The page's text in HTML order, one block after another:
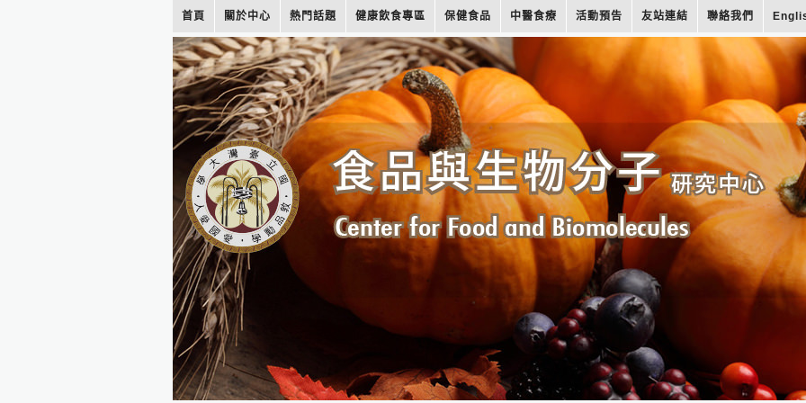
首頁 關於中心 熱門話題 健康飲食專區 保健食品 中醫食療 活動預告 友站連結 聯絡我們